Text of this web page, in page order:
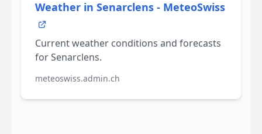
Weather in Senarclens - MeteoSwiss
Current weather conditions and forecasts
for Senarclens.
meteoswiss.admin.ch